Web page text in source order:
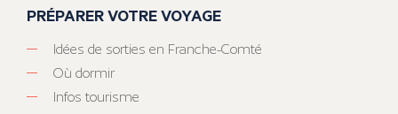
PRÉPARER VOTRE VOYAGE
Idées de sorties en Franche-Comté
Où dormir
Infos tourisme